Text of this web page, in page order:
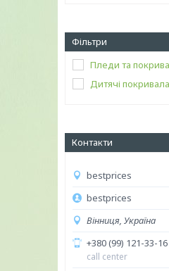
Фільтри
Пледи та
Дитячі
Контакти
bestprices
bestprices
Вінниця, Україна
+380 (99) 121-33-16
call center